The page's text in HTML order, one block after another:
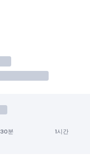
30분 1시간